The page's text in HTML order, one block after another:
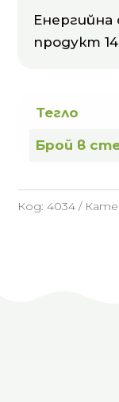
Енергийна
продукт
Тегло
Брой в
Код: 4034